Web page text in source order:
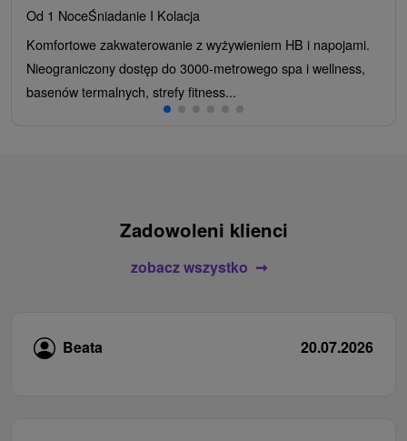
Od 1 NoceŚniadanie I Kolacja
Komfortowe zakwaterowanie z wyżywieniem HB i napojami.
Nieograniczony dostęp do 3000-metrowego spa i wellness,
basenów termalnych, strefy fitness...
Zadowoleni klienci
zobacz wszystko
Beata 20.07.2026